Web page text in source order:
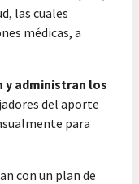
las cuales
médicas, a
y administran los
del aporte
para
con un plan de